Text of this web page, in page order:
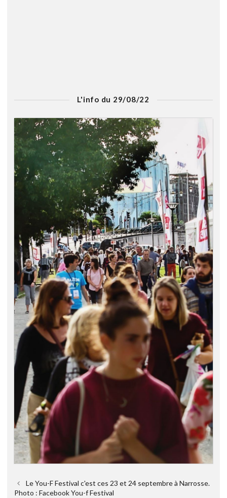
L'info du 29/08/22
Le You-F Festival c'est ces 23 et 24 septembre à Narrosse.
Photo : Facebook You-f Festival